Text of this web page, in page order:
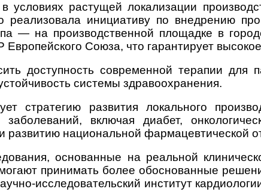
условиях растущей локализации
реализовала инициативу по внедрению
— на производственной площадке в
Союза, что гарантирует
доступность современной терапии
системы здравоохранения.
стратегию развития локального
включая диабет,
развитию национальной фармацевтической
основанные на реальной
принимать более обоснованные
исследовательский институт